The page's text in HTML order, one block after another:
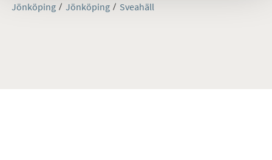
Jönköping Jönköping Sveahäll